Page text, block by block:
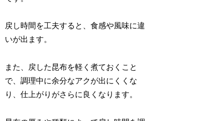
戻し時間を工夫すると、食感や風味に違
いが出ます。
また、戻した昆布を軽く煮ておくこと
で、調理中に余分なアクが出にくくな
り、仕上がりがさらに良くなります。